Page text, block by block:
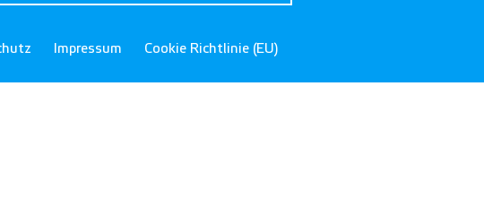
Impressum Cookie Richtlinie (EU)